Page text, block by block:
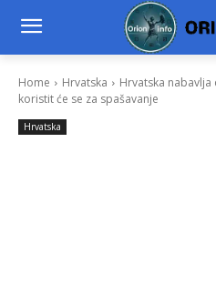
Home Hrvatska
Hrvatska
koristit će se za spašavanje
Hrvatska